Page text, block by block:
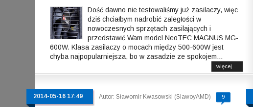
Dość dawno nie testowaliśmy już zasilaczy, więc
dziś chciałbym nadrobić zaległości w
nowoczesnych sprzętach zasilających i
przedstawić Wam model NeoTEC MAGNUS MG-
600W. Klasa zasilaczy o mocach między 500-600W jest
chyba najpopularniejsza, bo w zasadzie ze spokojem...
więcej ...
2014-05-16 17:49 Autor: Sławomir Kwasowski (SlawoyAMD) 9